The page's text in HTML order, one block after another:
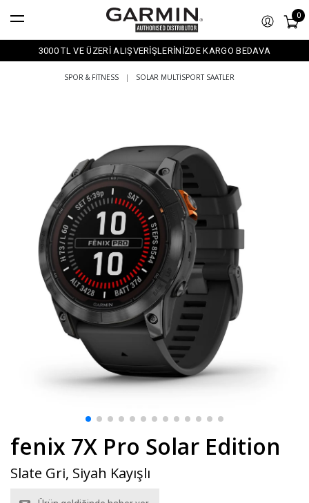
0
3000 TL VE ÜZERİ ALIŞVERİŞLERİNİZDE KARGO BEDAVA
SPOR & FITNESS | SOLAR MULTISPORT SAATLER
fenix 7X Pro Solar Edition
Slate Gri, Siyah Kayışlı